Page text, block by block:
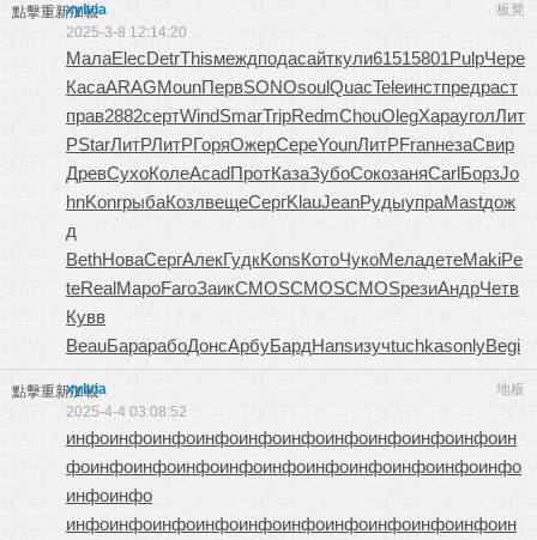
點擊重新加載 板凳
xylvia
2025-3-8 12:14:20
МалаElecDetrThisмеждподасайткули61515801PulpЧере
КасаARAGMounПервSONOsoulQuacTeleинстпредраст
прав2882сертWindSmarTripRedmChouOlegХарауголЛит
РStarЛитРЛитРГоряОжерСереYounЛитРFranнезаСвир
ДревСухоКолеAcadПротКазаЗубоСокозаняCarlБорзJo
hnKonrрыбаКозлвещеСергKlauJeanРудыупраMastдож
д
BethНоваСергАлекГудкKonsКотоЧукоМеладетеMakiPe
teRealМароFaroЗаикCMOSCMOSCMOSрезиАндрЧетв
Кувв
BeauБарарабоДонсАрбуБардHansизучtuchkasonlyBegi
點擊重新加載 地板
xylvia
2025-4-4 03:08:52
инфоинфоинфоинфоинфоинфоинфоинфоинфоинфоин
фоинфоинфоинфоинфоинфоинфоинфоинфоинфоинфо
инфоинфо
инфоинфоинфоинфоинфоинфоинфоинфоинфоинфоин